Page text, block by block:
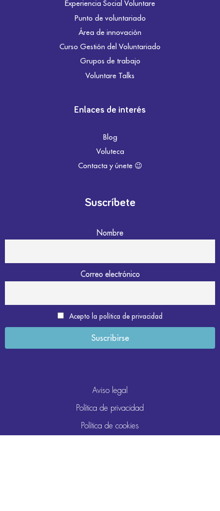
Experiencia Social Voluntare
Punto de voluntariado
Área de innovación
Curso Gestión del Voluntariado
Grupos de trabajo
Voluntare Talks
Enlaces de interés
Blog
Voluteca
Contacta y únete 😉
Suscríbete
Nombre
Correo electrónico
Acepto la política de privacidad
Aviso legal
Política de privacidad
Política de cookies